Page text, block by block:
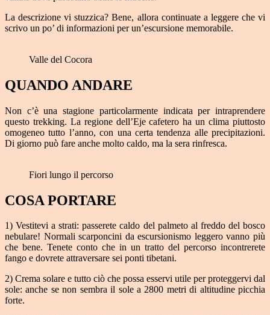
La descrizione vi stuzzica? Bene, allora continuate a leggere che vi
scrivo un po’ di informazioni per un’escursione memorabile.
Valle del Cocora
QUANDO ANDARE
Non c’è una stagione particolarmente indicata per intraprendere
questo trekking. La regione dell’Eje cafetero ha un clima piuttosto
omogeneo tutto l’anno, con una certa tendenza alle precipitazioni.
Di giorno può fare anche molto caldo, ma la sera rinfresca.
Fiori lungo il percorso
COSA PORTARE
1) Vestitevi a strati: passerete caldo del palmeto al freddo del bosco
nebulare! Normali scarponcini da escursionismo leggero vanno più
che bene. Tenete conto che in un tratto del percorso incontrerete
fango e dovrete attraversare sei ponti tibetani.
2) Crema solare e tutto ciò che possa esservi utile per proteggervi dal
sole: anche se non sembra il sole a 2800 metri di altitudine picchia
forte.